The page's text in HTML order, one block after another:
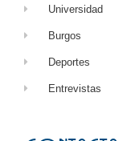
Universidad
Burgos
Deportes
Entrevistas